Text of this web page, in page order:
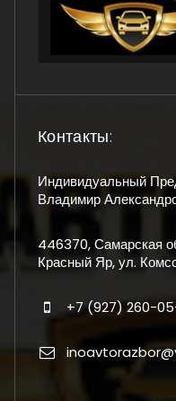
Контакты:
Индивидуальный
Владимир
446370, Самарская
Красный Яр, ул.
+7 (927) 260-